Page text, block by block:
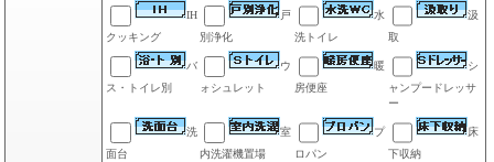
IH
クッキング
戸
別浄化
水
洗トイレ
汲
取
バ
ス・トイレ別
ウ
ォシュレット
暖
房便座
シ
ャンプードレッサ
ー
洗
面台
室
内洗濯機置場
プ
ロパン
床
下収納